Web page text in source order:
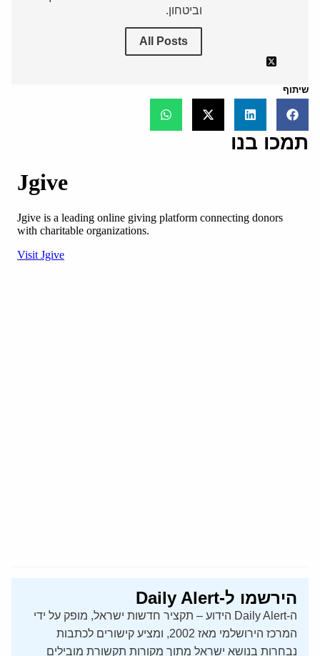
וביטחון.
All Posts
שיתוף
תמכו בנו
הירשמו ל-Daily Alert
ה-Daily Alert הידוע – תקציר חדשות ישראל, מופק על ידי
המרכז הירושלמי מאז 2002, ומציע קישורים לכתבות
נבחרות בנושא ישראל מתוך מקורות תקשורת מובילים